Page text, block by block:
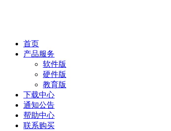
首页
产品服务
软件版
硬件版
教育版
下载中心
通知公告
帮助中心
联系购买